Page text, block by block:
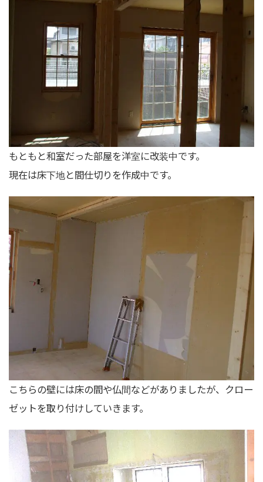
もともと和室だった部屋を洋室に改装中です。
現在は床下地と間仕切りを作成中です。
こちらの壁には床の間や仏間などがありましたが、クロー
ゼットを取り付けしていきます。